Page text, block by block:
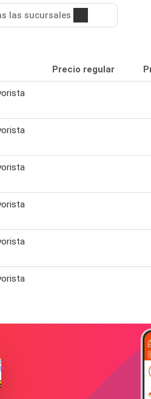
las sucursales
Precio regular